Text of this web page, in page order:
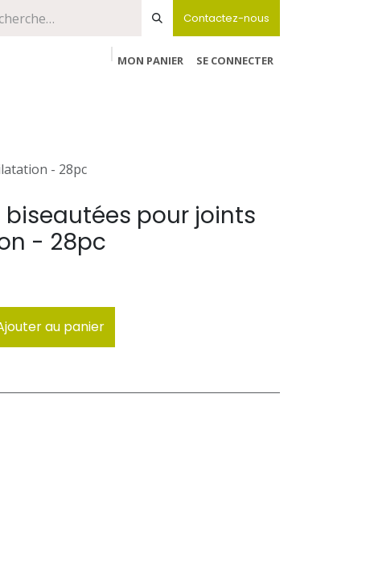
Contactez-nous
MON PANIER
SE CONNECTER
- 28pc
biseautées pour joints
- 28pc
au panier